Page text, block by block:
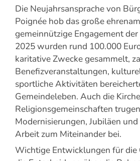
Die Neujahrsansprache von
Poignée hob das große
gemeinnützige Engagement
2025 wurden rund 100.000
karitative Zwecke gesammelt,
Benefizveranstaltungen,
sportliche Aktivitäten
Gemeindeleben. Auch die
Religionsgemeinschaften
Modernisierungen, Jubiläen
Arbeit zum Miteinander bei.
Wichtige Entwicklungen für die